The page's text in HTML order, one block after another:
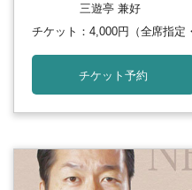
三遊亭 兼好
チケット：4,000円
（全席指定
チケット予約